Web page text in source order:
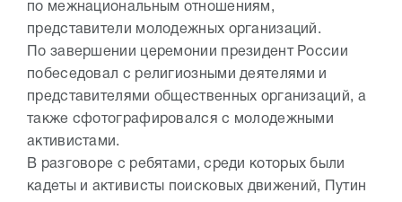
по межнациональным отношениям,
представители молодежных организаций.
По завершении церемонии президент России
побеседовал с религиозными деятелями и
представителями общественных организаций, а
также сфотографировался с молодежными
активистами.
В разговоре с ребятами, среди которых были
кадеты и активисты поисковых движений, Путин